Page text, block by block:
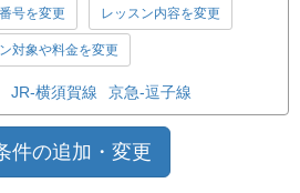
号を変更 レッスン内容を変更
対象や料金を変更
JR-横須賀線 京急-逗子線
件の追加・変更